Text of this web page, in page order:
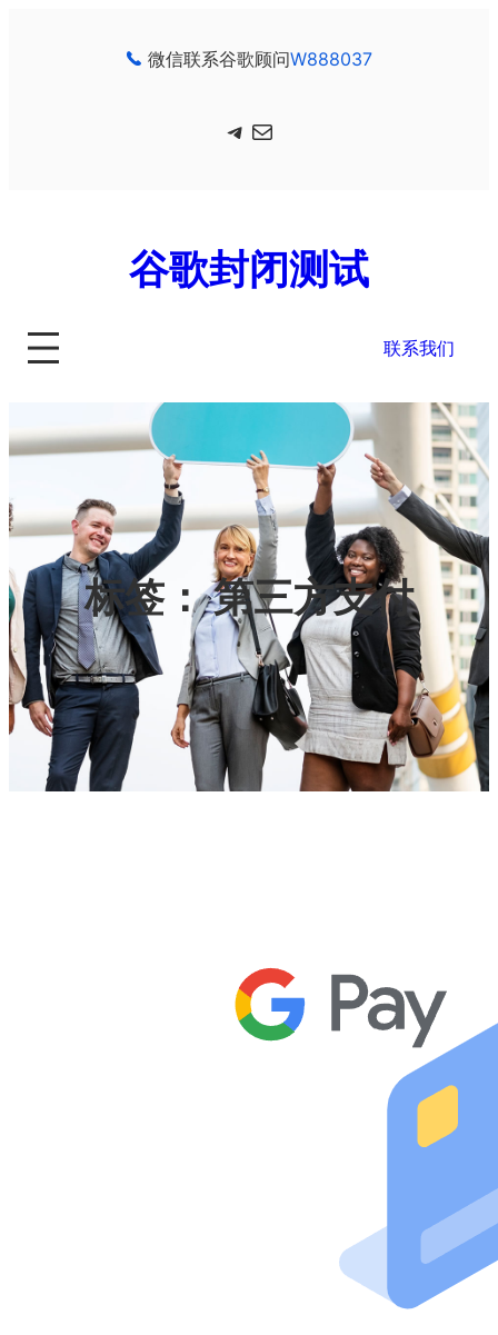
微信联系谷歌顾问W888037
Telegram 电子邮件
谷歌封闭测试
联系我们
标签：第三方支付